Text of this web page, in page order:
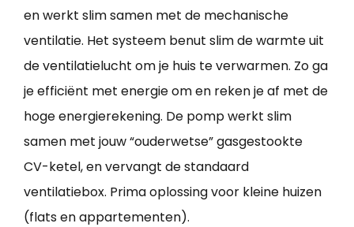
en werkt slim samen met de mechanische
ventilatie. Het systeem benut slim de warmte uit
de ventilatielucht om je huis te verwarmen. Zo ga
je efficiënt met energie om en reken je af met de
hoge energierekening. De pomp werkt slim
samen met jouw “ouderwetse” gasgestookte
CV-ketel, en vervangt de standaard
ventilatiebox. Prima oplossing voor kleine huizen
(flats en appartementen).